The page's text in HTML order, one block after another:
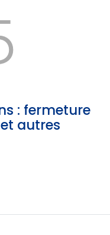
: fermeture
autres